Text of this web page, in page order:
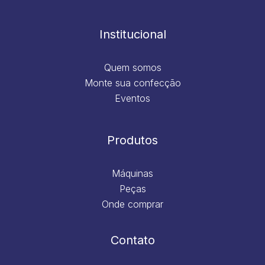
m
Institucional
Quem somos
Monte sua confecção
Eventos
Produtos
Máquinas
Peças
Onde comprar
Contato